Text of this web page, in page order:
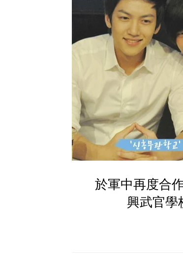
於軍中再度合
興武官學